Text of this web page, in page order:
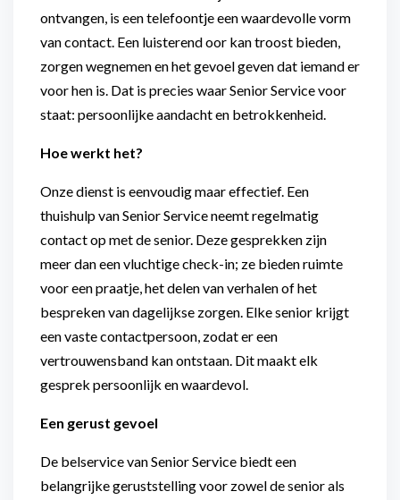
ontvangen, is een telefoontje een waardevolle vorm
van contact. Een luisterend oor kan troost bieden,
zorgen wegnemen en het gevoel geven dat iemand er
voor hen is. Dat is precies waar Senior Service voor
staat: persoonlijke aandacht en betrokkenheid.
Hoe werkt het?
Onze dienst is eenvoudig maar effectief. Een
thuishulp van Senior Service neemt regelmatig
contact op met de senior. Deze gesprekken zijn
meer dan een vluchtige check-in; ze bieden ruimte
voor een praatje, het delen van verhalen of het
bespreken van dagelijkse zorgen. Elke senior krijgt
een vaste contactpersoon, zodat er een
vertrouwensband kan ontstaan. Dit maakt elk
gesprek persoonlijk en waardevol.
Een gerust gevoel
De belservice van Senior Service biedt een
belangrijke geruststelling voor zowel de senior als